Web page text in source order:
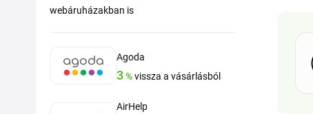
webáruházakban is
Agoda
3%vissza a vásárlásból
AirHelp